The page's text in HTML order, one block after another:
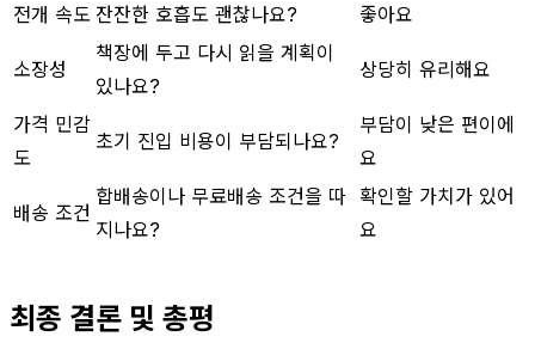
전개 속도 잔잔한 호흡도 괜찮나요? 좋아요
소장성
책장에 두고 다시 읽을 계획이
있나요?
상당히 유리해요
가격 민감
도
초기 진입 비용이 부담되나요?
부담이 낮은 편이에
요
배송 조건
합배송이나 무료배송 조건을 따
지나요?
확인할 가치가 있어
요
최종 결론 및 총평